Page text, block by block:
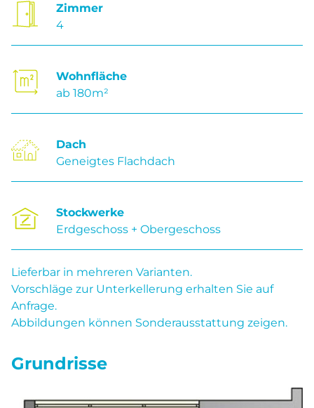
Zimmer
4
Wohnfläche
ab 180m²
Dach
Geneigtes Flachdach
Stockwerke
Erdgeschoss + Obergeschoss
Lieferbar in mehreren Varianten.
Vorschläge zur Unterkellerung erhalten Sie auf
Anfrage.
Abbildungen können Sonderausstattung zeigen.
Grundrisse